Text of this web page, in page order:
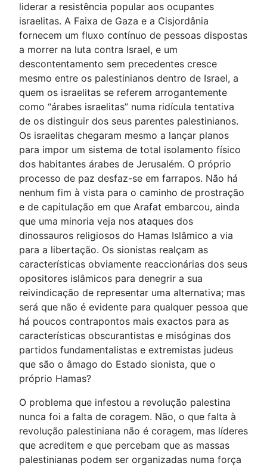
liderar a resistência popular aos ocupantes
israelitas. A Faixa de Gaza e a Cisjordânia
fornecem um fluxo contínuo de pessoas dispostas
a morrer na luta contra Israel, e um
descontentamento sem precedentes cresce
mesmo entre os palestinianos dentro de Israel, a
quem os israelitas se referem arrogantemente
como “árabes israelitas” numa ridícula tentativa
de os distinguir dos seus parentes palestinianos.
Os israelitas chegaram mesmo a lançar planos
para impor um sistema de total isolamento físico
dos habitantes árabes de Jerusalém. O próprio
processo de paz desfaz-se em farrapos. Não há
nenhum fim à vista para o caminho de prostração
e de capitulação em que Arafat embarcou, ainda
que uma minoria veja nos ataques dos
dinossauros religiosos do Hamas Islâmico a via
para a libertação. Os sionistas realçam as
características obviamente reaccionárias dos seus
opositores islâmicos para denegrir a sua
reivindicação de representar uma alternativa; mas
será que não é evidente para qualquer pessoa que
há poucos contrapontos mais exactos para as
características obscurantistas e misóginas dos
partidos fundamentalistas e extremistas judeus
que são o âmago do Estado sionista, que o
próprio Hamas?
O problema que infestou a revolução palestina
nunca foi a falta de coragem. Não, o que falta à
revolução palestiniana não é coragem, mas líderes
que acreditem e que percebam que as massas
palestinianas podem ser organizadas numa força